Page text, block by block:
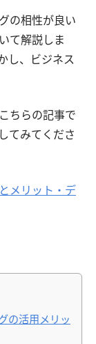
の相性が良い
て解説しま
し、ビジネス
ちらの記事で
てみてくださ
メリット・デ
の活用メリッ